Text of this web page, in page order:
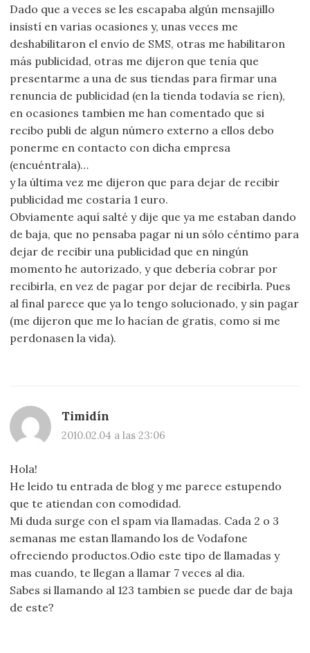
Dado que a veces se les escapaba algún mensajillo
insistí en varias ocasiones y, unas veces me
deshabilitaron el envío de SMS, otras me habilitaron
más publicidad, otras me dijeron que tenía que
presentarme a una de sus tiendas para firmar una
renuncia de publicidad (en la tienda todavía se ríen),
en ocasiones tambien me han comentado que si
recibo publi de algun número externo a ellos debo
ponerme en contacto con dicha empresa
(encuéntrala)…
y la última vez me dijeron que para dejar de recibir
publicidad me costaría 1 euro.
Obviamente aquí salté y dije que ya me estaban dando
de baja, que no pensaba pagar ni un sólo céntimo para
dejar de recibir una publicidad que en ningún
momento he autorizado, y que debería cobrar por
recibirla, en vez de pagar por dejar de recibirla. Pues
al final parece que ya lo tengo solucionado, y sin pagar
(me dijeron que me lo hacían de gratis, como si me
perdonasen la vida).
Timidín
2010.02.04 a las 23:06
Hola!
He leido tu entrada de blog y me parece estupendo
que te atiendan con comodidad.
Mi duda surge con el spam via llamadas. Cada 2 o 3
semanas me estan llamando los de Vodafone
ofreciendo productos.Odio este tipo de llamadas y
mas cuando, te llegan a llamar 7 veces al dia.
Sabes si llamando al 123 tambien se puede dar de baja
de este?